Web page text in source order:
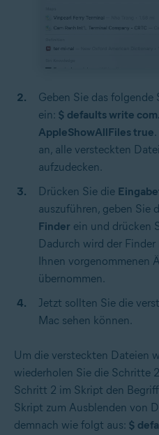
Geben Sie das folgende
ein: $ defaults write
AppleShowAllFiles true
an, alle versteckten
aufzudecken.
Drücken Sie die
auszuführen, geben Sie
Finder ein und drücken
Dadurch wird der
Ihnen vorgenommenen
übernommen.
Jetzt sollten Sie die
Mac sehen können.
Um die versteckten Dateien
wiederholen Sie die Schritte
Schritt 2 im Skript den Begriff
Skript zum Ausblenden von
demnach wie folgt aus: $